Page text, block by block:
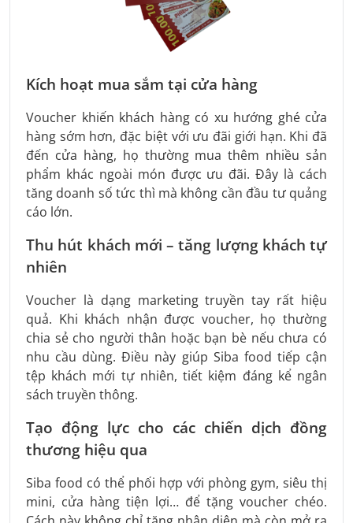
Kích hoạt mua sắm tại cửa hàng
Voucher khiến khách hàng có xu hướng ghé cửa
hàng sớm hơn, đặc biệt với ưu đãi giới hạn. Khi đã
đến cửa hàng, họ thường mua thêm nhiều sản
phẩm khác ngoài món được ưu đãi. Đây là cách
tăng doanh số tức thì mà không cần đầu tư quảng
cáo lớn.
Thu hút khách mới – tăng lượng khách tự
nhiên
Voucher là dạng marketing truyền tay rất hiệu
quả. Khi khách nhận được voucher, họ thường
chia sẻ cho người thân hoặc bạn bè nếu chưa có
nhu cầu dùng. Điều này giúp Siba food tiếp cận
tệp khách mới tự nhiên, tiết kiệm đáng kể ngân
sách truyền thông.
Tạo động lực cho các chiến dịch đồng
thương hiệu qua
Siba food có thể phối hợp với phòng gym, siêu thị
mini, cửa hàng tiện lợi… để tặng voucher chéo.